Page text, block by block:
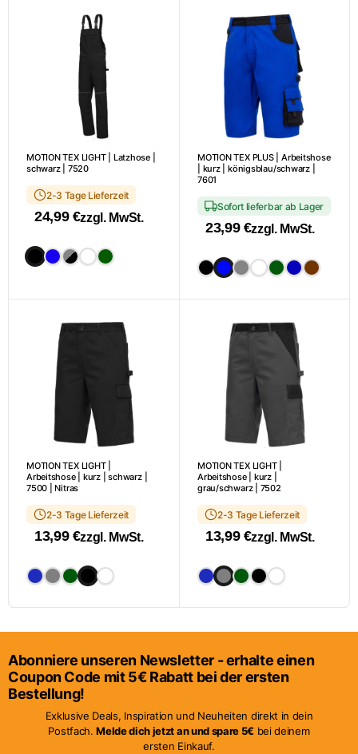
Produktseite
werden
Optionen
können
Produktseite
werden
MOTION TEX LIGHT | Latzhose |
schwarz | 7520
2-3 Tage Lieferzeit
24,99 €zzgl. MwSt.
Dieses
Produkt
Varianten
Optionen
können
Produktseite
gewählt
werden
MOTION TEX PLUS | Arbeitshose
| kurz | königsblau/schwarz |
7601
Sofort lieferbar ab Lager
23,99 €zzgl. MwSt.
Dieses
Produkt
weist
Varianten
Optionen
können
Produktseite
gewählt
werden
MOTION TEX LIGHT |
Arbeitshose | kurz | schwarz |
7500 | Nitras
2-3 Tage Lieferzeit
13,99 €zzgl. MwSt.
Dieses
Produkt
weist
auf.
Die
Optionen
können
MOTION TEX LIGHT |
Arbeitshose | kurz |
grau/schwarz | 7502
2-3 Tage Lieferzeit
13,99 €zzgl. MwSt.
Dieses
Produkt
weist
auf.
Die
können
auf
Abonniere unseren Newsletter - erhalte einen
Coupon Code mit 5€ Rabatt bei der ersten
Bestellung!
Exklusive Deals, Inspiration und Neuheiten direkt in dein
Postfach.Melde dich jetzt an und spare 5€ bei deinem
ersten Einkauf.